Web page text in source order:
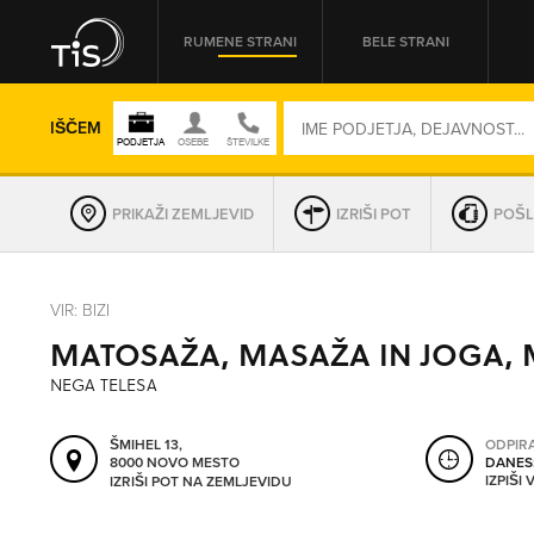
RUMENE STRANI BELE STRANI
IŠČEM
REGIJA
OMREŽNA ŠT.
PRIKAŽI ZEMLJEVID IZRIŠI POT
VIR: BIZI
MATOSAŽA, MASAŽA IN JOGA,
NEGA TELESA
ŠMIHEL 13,
8000 NOVO MESTO
IZRIŠI POT NA ZEMLJEVIDU
IZPIŠI